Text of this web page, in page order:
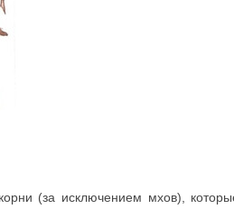
(за исключением мхов),